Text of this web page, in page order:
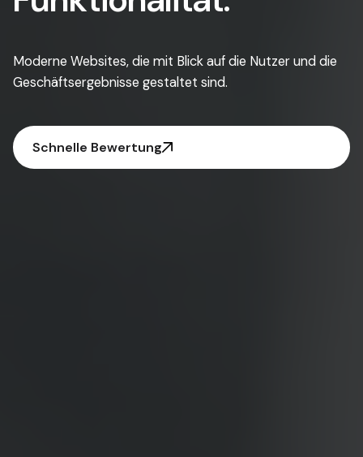
Moderne Websites, die mit Blick auf die Nutzer und die
Geschäftsergebnisse gestaltet sind.
Schnelle Bewertung